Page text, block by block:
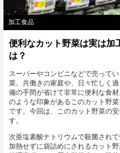
加工食品
便利なカット野菜は実は加
は？
スーパーやコンビニなどで売って
菜。共働きの家庭や、日々忙しく
備の手間が省けて非常に便利な食
のような印象があるこのカット野
です。今回は、このカット野菜の
す。
次亜塩素酸ナトリウムで殺菌され
加熱せずに袋詰めにされるカット